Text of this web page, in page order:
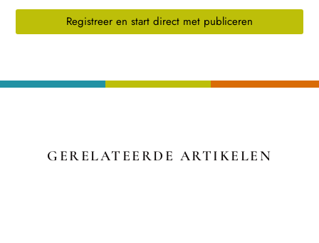
Registreer en start direct met publiceren
GERELATEERDE ARTIKELEN